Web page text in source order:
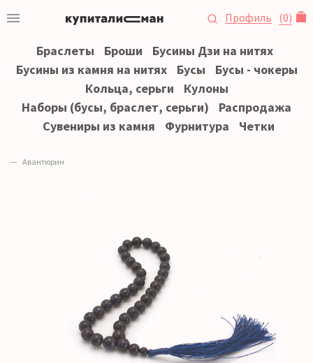
Профиль (0)
Браслеты Броши
Бусины Дзи на нитях
Бусины из камня на нитях
Бусы
Бусы - чокеры
Кольца, серьги
Кулоны
Наборы (бусы, браслет, серьги)
Распродажа
Сувениры из камня
Фурнитура Четки
Авантюрин